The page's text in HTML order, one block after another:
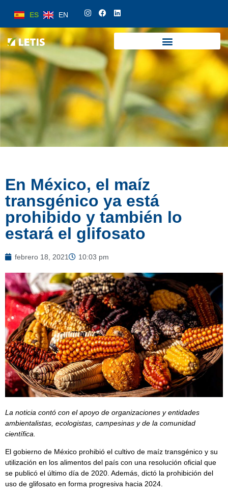
ES EN
ES EN
En México, el maíz
transgénico ya está
prohibido y también lo
estará el glifosato
febrero 18, 2021 10:03 pm
La noticia contó con el apoyo de organizaciones y entidades
ambientalistas, ecologistas, campesinas y de la comunidad
científica.
El gobierno de México prohibió el cultivo de maíz transgénico y su
utilización en los alimentos del país con una resolución oficial que
se publicó el último día de 2020. Además, dictó la prohibición del
uso de glifosato en forma progresiva hacia 2024.